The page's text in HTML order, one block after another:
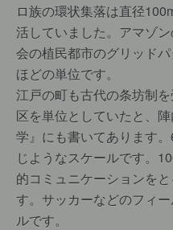
ロ族の環状集落は直径
活していました。アマゾ
会の植民都市のグリッド
ほどの単位です。
江戸の町も古代の条坊制
区を単位としていたと、
学』にも書いてあります
じようなスケールです。
的コミュニケーションを
す。サッカーなどのフィ
ルです。